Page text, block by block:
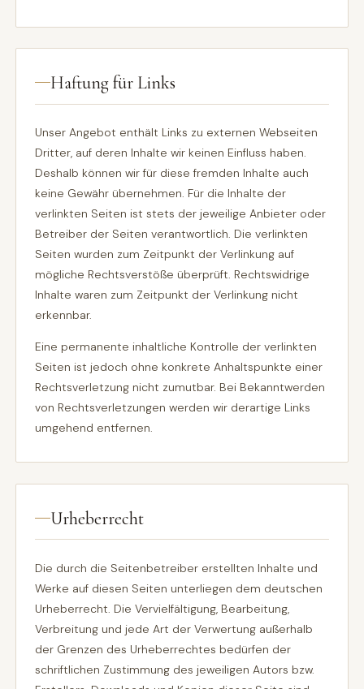
Haftung für Links
Unser Angebot enthält Links zu externen Webseiten
Dritter, auf deren Inhalte wir keinen Einfluss haben.
Deshalb können wir für diese fremden Inhalte auch
keine Gewähr übernehmen. Für die Inhalte der
verlinkten Seiten ist stets der jeweilige Anbieter oder
Betreiber der Seiten verantwortlich. Die verlinkten
Seiten wurden zum Zeitpunkt der Verlinkung auf
mögliche Rechtsverstöße überprüft. Rechtswidrige
Inhalte waren zum Zeitpunkt der Verlinkung nicht
erkennbar.
Eine permanente inhaltliche Kontrolle der verlinkten
Seiten ist jedoch ohne konkrete Anhaltspunkte einer
Rechtsverletzung nicht zumutbar. Bei Bekanntwerden
von Rechtsverletzungen werden wir derartige Links
umgehend entfernen.
Urheberrecht
Die durch die Seitenbetreiber erstellten Inhalte und
Werke auf diesen Seiten unterliegen dem deutschen
Urheberrecht. Die Vervielfältigung, Bearbeitung,
Verbreitung und jede Art der Verwertung außerhalb
der Grenzen des Urheberrechtes bedürfen der
schriftlichen Zustimmung des jeweiligen Autors bzw.